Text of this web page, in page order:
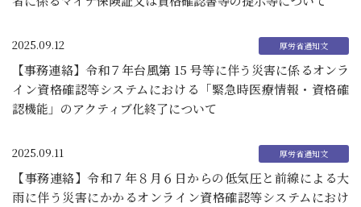
2025.09.12
【事務連絡】令和７年台風第 15 号等に伴う災害に係るオンラ
イン資格確認等システムにおける「緊急時医療情報・資格確
認機能」のアクティブ化終了について
2025.09.11
【事務連絡】令和７年８月６日からの低気圧と前線による大
雨に伴う災害にかかるオンライン資格確認等システムにおけ